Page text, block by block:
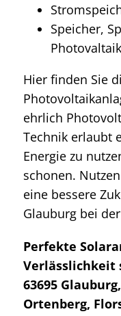
Speicher,
Hier finden Sie
ehrlich
Technik erlaubt
Energie zu
schonen.
eine bessere
Glauburg bei
Perfekte
Verlässlichkeit
63695
Ortenberg,